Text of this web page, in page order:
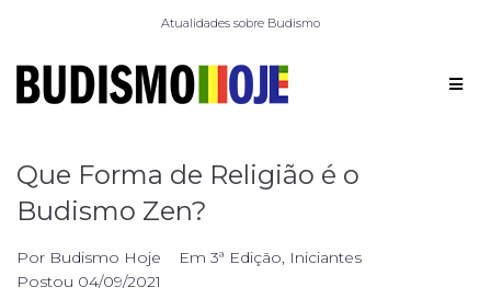
Atualidades sobre Budismo
Que Forma de Religião é o
Budismo Zen?
Por Budismo Hoje Em 3ª Edição, Iniciantes
Postou 04/09/2021